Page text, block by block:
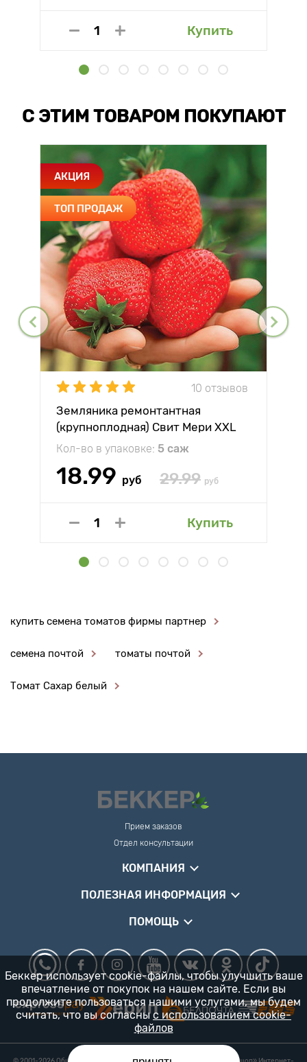
Купить
С ЭТИМ ТОВАРОМ ПОКУПАЮТ
АКЦИЯ
ТОП ПРОДАЖ
10 отзывов
Земляника ремонтантная
(крупноплодная) Свит Мери XXL
Кол-во в упаковке: 5 саж
18.99 руб 29.99 руб
Купить
купить семена томатов фирмы партнер
семена почтой томаты почтой
Томат Сахар белый
Прием заказов
Отдел консультации
КОМПАНИЯ
ПОЛЕЗНАЯ ИНФОРМАЦИЯ
ПОМОЩЬ
Беккер использует cookie-файлы, чтобы улучшить ваше
впечатление от покупок на нашем сайте. Если вы
продолжите пользоваться нашими услугами, мы будем
считать, что вы согласны с использованием cookie-
файлов